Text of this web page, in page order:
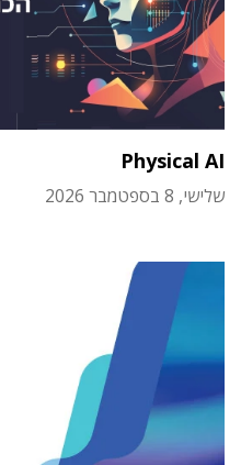
Physical AI
שלישי, 8 בספטמבר 2026